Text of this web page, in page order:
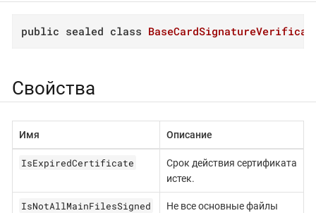
public sealed class
Свойства
Имя Описание
IsExpiredCertificate
Срок действия сертификата
истек.
IsNotAllMainFilesSigned
Не все основные файлы